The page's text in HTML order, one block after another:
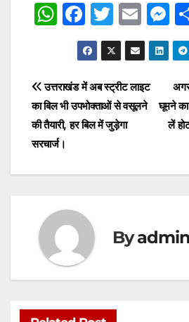
W
s
A
p
p
F
a
c
e
b
o
k
T
w
itt
er
E
m
ai
l
M
e
s
s
e
n
Post
navigation
घूमने का
लें
उत्तराखंड में अब स्ट्रीट लाइट
का बिल भी उपभोक्ताओं से वसूलने
की तैयारी, हर बिल में जुड़ेगा
सरचार्ज।
Byadmin